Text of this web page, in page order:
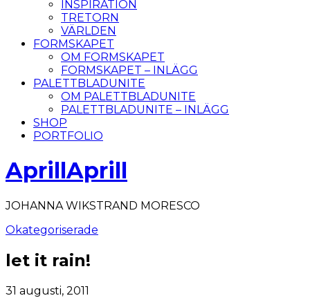
INSPIRATION
TRETORN
VÄRLDEN
FORMSKAPET
OM FORMSKAPET
FORMSKAPET – INLÄGG
PALETTBLADUNITE
OM PALETTBLADUNITE
PALETTBLADUNITE – INLÄGG
SHOP
PORTFOLIO
AprillAprill
JOHANNA WIKSTRAND MORESCO
Okategoriserade
let it rain!
31 augusti, 2011